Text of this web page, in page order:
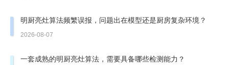
明厨亮灶算法频繁误报，问题出在模型还是厨房复杂环境？
2026-08-07
一套成熟的明厨亮灶算法，需要具备哪些检测能力？